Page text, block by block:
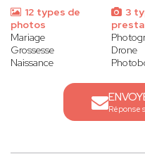
12 types de
photos
Mariage
Grossesse
Naissance
3
Drone
Réponse